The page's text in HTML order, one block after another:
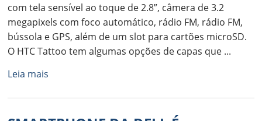
com tela sensível ao toque de 2.8”, câmera de 3.2
megapixels com foco automático, rádio FM, rádio FM,
bússola e GPS, além de um slot para cartões microSD.
O HTC Tattoo tem algumas opções de capas que ...
Leia mais